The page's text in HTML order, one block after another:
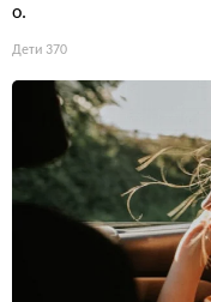
о.
Дети 370